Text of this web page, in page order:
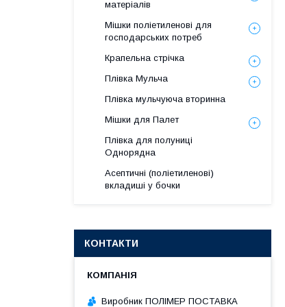
матеріалів
Мішки поліетиленові для
господарських потреб
Крапельна стрічка
Плівка Мульча
Плівка мульчуюча вторинна
Мішки для Палет
Плівка для полуниці
Однорядна
Асептичні (поліетиленові)
вкладиші у бочки
КОНТАКТИ
Виробник ПОЛІМЕР ПОСТАВКА